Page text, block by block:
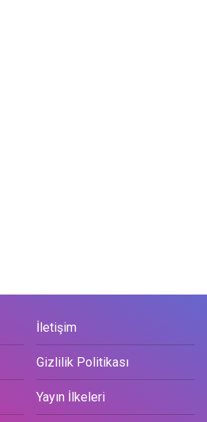
İletişim
Gizlilik Politikası
Yayın İlkeleri